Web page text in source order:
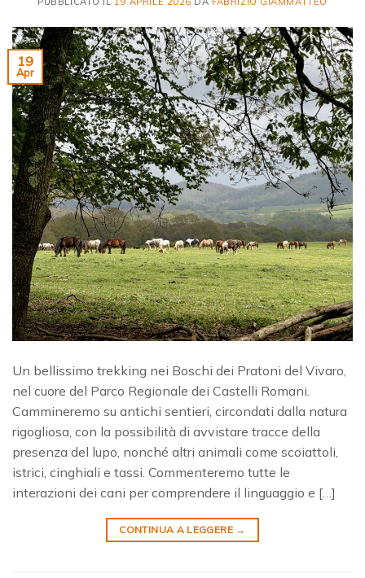
19
Apr
Un bellissimo trekking nei Boschi dei Pratoni del Vivaro,
nel cuore del Parco Regionale dei Castelli Romani.
Cammineremo su antichi sentieri, circondati dalla natura
rigogliosa, con la possibilità di avvistare tracce della
presenza del lupo, nonché altri animali come scoiattoli,
istrici, cinghiali e tassi. Commenteremo tutte le
interazioni dei cani per comprendere il linguaggio e […]
CONTINUA A LEGGERE →